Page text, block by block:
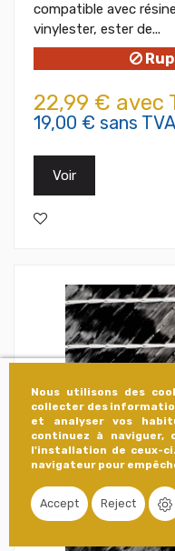
Nous utilisons des
collecter des
et analyser vos
continuez à naviguer,
l'installation de ceux-
navigateur pour
Accept Reject
compatible avec
vinylester, ester de...
22,99 € avec
19,00 € sans TVA
Voir